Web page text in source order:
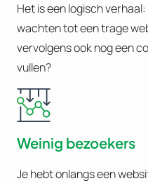
Het is een logisch
wachten tot een trage
vervolgens ook nog een
vullen?
Weinig bezoekers
Je hebt onlangs een